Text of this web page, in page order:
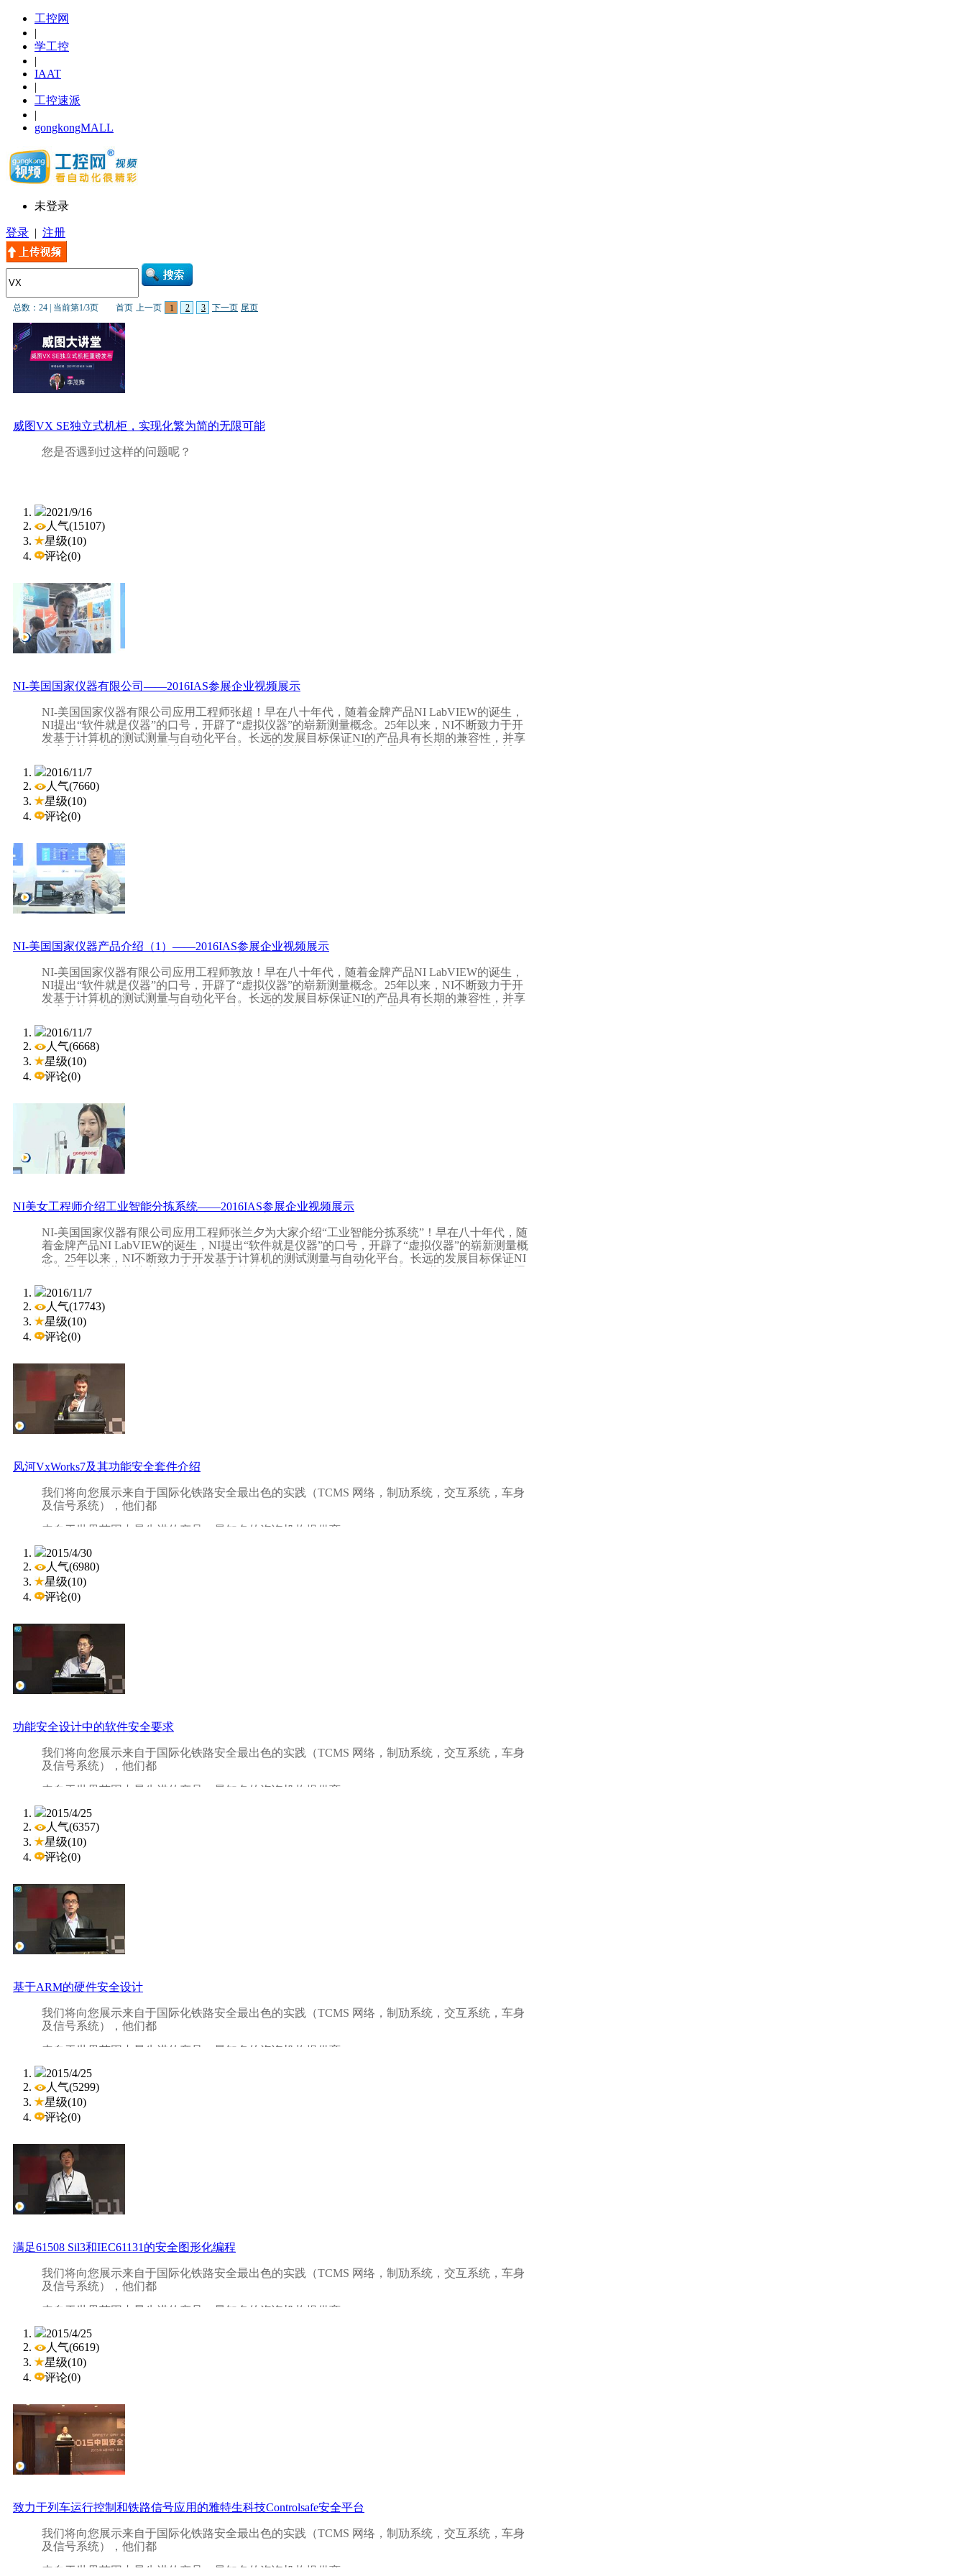
工控网
|
学工控
|
IAAT
|
工控速派
|
gongkongMALL
未登录
登录 | 注册
总数： 24 当前第1/3页 首页 上一页 1 2 3 下一页 尾页
威图VX SE独立式机柜，实现化繁为简的无限可能
您是否遇到过这样的问题呢？
● 传统并柜系统技术过于复杂？
威图VXSE系统解决方案，从并柜系统到独立式机柜的转换，实现更快的订购和组装、更简单的
机械与工厂工程行业
由于其高扭转刚度，
机械与工厂工程行业.jpg
制药行业
VX
SE机柜系统不锈钢-适用于制药行业。侧板、顶板和框架之间没有缝隙，因此不可能有污垢沉
积。光滑的表面容易清洗。
制药行业.jpg
食品和饮料行业
卫生要求高的地方。光滑的不锈钢材料(拉丝颗粒400,RA < 0,8 μm)，可防止病毒和细菌在深层表
面的沉积。高达IP66 /NEMA 4X的高防护等级允许使用强力水射流进行清洗。
建筑技术行业（供暖、空调、通风）
深度为300毫米的
等配件，使逃生路线保持畅通变得容易。
2021/9/16
人气(15107)
星级(10)
评论(0)
NI-美国国家仪器有限公司——2016IAS参展企业视频展示
NI-美国国家仪器有限公司应用工程师张超！早在八十年代，随着金牌产品NI LabVIEW的诞生，
NI提出“软件就是仪器”的口号，开辟了“虚拟仪器”的崭新测量概念。25年以来，NI不断致力于开
发基于计算机的测试测量与自动化平台。长远的发展目标保证NI的产品具有长期的兼容性，并享
通信、汽车制造、生物、医药、化工、科研、教育等各个行业领域。从日本的Honda汽车测试、
澳洲的心脏起搏器设计/验证, 到英国电信电话线路性能测试，全世界数以万计的工程师和科学家
们都在使用NI的产品达到他们共同的目的——更快、更好、更省钱。 最佳的产品： NI的图形化
测量程序开发环境（LabVIEW）、GPIB接口卡、PXI模块化仪器系统、插入式数据采集卡、
控制器、测试执行管理软件（TestStand）等产品在全球测量行业内首屈一指。而LabVIEW、
2016工业自动化展 Industrial Automation show 20162016年11月01日-2016年11月05日国家会展中心
(上海)5.1H、6.1H！2016工业自动化展(IAS 2016)是中国国际工业博览会旗下的一个关于自动化主
题的专业展会，集中展示工业自动化全面解决方案、生产及过程自动化、电气系统、工业IT与制
造业信息化、微系统技术的国际盛会。IAS经过十多年的发展历程，IAS已被成功打造为亚洲地区
自动化领域最具规模和影响力的品牌展会，为展商与专业观众的技术交流和商务洽谈提供了理想
的服务平台。
2016/11/7
人气(7660)
星级(10)
评论(0)
NI-美国国家仪器产品介绍（1）——2016IAS参展企业视频展示
NI-美国国家仪器有限公司应用工程师敦放！早在八十年代，随着金牌产品NI LabVIEW的诞生，
NI提出“软件就是仪器”的口号，开辟了“虚拟仪器”的崭新测量概念。25年以来，NI不断致力于开
发基于计算机的测试测量与自动化平台。长远的发展目标保证NI的产品具有长期的兼容性，并享
通信、汽车制造、生物、医药、化工、科研、教育等各个行业领域。从日本的Honda汽车测试、
澳洲的心脏起搏器设计/验证, 到英国电信电话线路性能测试，全世界数以万计的工程师和科学家
们都在使用NI的产品达到他们共同的目的——更快、更好、更省钱。 最佳的产品： NI的图形化
测量程序开发环境（LabVIEW）、GPIB接口卡、PXI模块化仪器系统、插入式数据采集卡、
控制器、测试执行管理软件（TestStand）等产品在全球测量行业内首屈一指。而LabVIEW、
2016工业自动化展 Industrial Automation show 20162016年11月01日-2016年11月05日国家会展中心
(上海)5.1H、6.1H！2016工业自动化展(IAS 2016)是中国国际工业博览会旗下的一个关于自动化主
题的专业展会，集中展示工业自动化全面解决方案、生产及过程自动化、电气系统、工业IT与制
造业信息化、微系统技术的国际盛会。IAS经过十多年的发展历程，IAS已被成功打造为亚洲地区
自动化领域最具规模和影响力的品牌展会，为展商与专业观众的技术交流和商务洽谈提供了理想
的服务平台。
2016/11/7
人气(6668)
星级(10)
评论(0)
NI美女工程师介绍工业智能分拣系统——2016IAS参展企业视频展示
NI-美国国家仪器有限公司应用工程师张兰夕为大家介绍“工业智能分拣系统”！早在八十年代，随
着金牌产品NI LabVIEW的诞生，NI提出“软件就是仪器”的口号，开辟了“虚拟仪器”的崭新测量概
念。25年以来，NI不断致力于开发基于计算机的测试测量与自动化平台。长远的发展目标保证NI
件产品，应用遍布电子、机械、通信、汽车制造、生物、医药、化工、科研、教育等各个行业领
域。从日本的Honda汽车测试、澳洲的心脏起搏器设计/验证, 到英国电信电话线路性能测试，全世
界数以万计的工程师和科学家们都在使用NI的产品达到他们共同的目的——更快、更好、更省
钱。 最佳的产品： NI的图形化测量程序开发环境（LabVIEW）、GPIB接口卡、PXI模块化仪器
系统、插入式数据采集卡、
2016工业自动化展 Industrial Automation show 20162016年11月01日-2016年11月05日国家会展中心
(上海)5.1H、6.1H！2016工业自动化展(IAS 2016)是中国国际工业博览会旗下的一个关于自动化主
题的专业展会，集中展示工业自动化全面解决方案、生产及过程自动化、电气系统、工业IT与制
造业信息化、微系统技术的国际盛会。IAS经过十多年的发展历程，IAS已被成功打造为亚洲地区
自动化领域最具规模和影响力的品牌展会，为展商与专业观众的技术交流和商务洽谈提供了理想
的服务平台。
2016/11/7
人气(17743)
星级(10)
评论(0)
风河VxWorks7及其功能安全套件介绍
我们将向您展示来自于国际化铁路安全最出色的实践（TCMS 网络，制劢系统，交互系统，车身
及信号系统），他们都
来自于世界范围内最先进的产品、最知名的咨询机构提供商。
电力功能安全：核电安全控制，风电风机安全控制，调试安全保护，以及认证过程。
过程控制，EMS 紧急停车系统用于石化，提供安全硬件，安全操作系统（VxWorks），以及安全
工程工具。
深度体验。
想知道如何根据 EN50126 & EN50128 标准, 建立属于您自己的研发流程和铁路安全体系吗？
IEC61508 标准下，如何
构建 SIL3 等级的控制器？那么，现在就请加入我们吧！
2015/4/30
人气(6980)
星级(10)
评论(0)
功能安全设计中的软件安全要求
我们将向您展示来自于国际化铁路安全最出色的实践（TCMS 网络，制劢系统，交互系统，车身
及信号系统），他们都
来自于世界范围内最先进的产品、最知名的咨询机构提供商。
电力功能安全：核电安全控制，风电风机安全控制，调试安全保护，以及认证过程。
过程控制，EMS 紧急停车系统用于石化，提供安全硬件，安全操作系统（VxWorks），以及安全
工程工具。
深度体验。
想知道如何根据 EN50126 & EN50128 标准, 建立属于您自己的研发流程和铁路安全体系吗？
IEC61508 标准下，如何
构建 SIL3 等级的控制器？那么，现在就请加入我们吧！
2015/4/25
人气(6357)
星级(10)
评论(0)
基于ARM的硬件安全设计
我们将向您展示来自于国际化铁路安全最出色的实践（TCMS 网络，制劢系统，交互系统，车身
及信号系统），他们都
来自于世界范围内最先进的产品、最知名的咨询机构提供商。
电力功能安全：核电安全控制，风电风机安全控制，调试安全保护，以及认证过程。
过程控制，EMS 紧急停车系统用于石化，提供安全硬件，安全操作系统（VxWorks），以及安全
工程工具。
深度体验。
想知道如何根据 EN50126 & EN50128 标准, 建立属于您自己的研发流程和铁路安全体系吗？
IEC61508 标准下，如何
构建 SIL3 等级的控制器？那么，现在就请加入我们吧！
2015/4/25
人气(5299)
星级(10)
评论(0)
满足61508 Sil3和IEC61131的安全图形化编程
我们将向您展示来自于国际化铁路安全最出色的实践（TCMS 网络，制劢系统，交互系统，车身
及信号系统），他们都
来自于世界范围内最先进的产品、最知名的咨询机构提供商。
电力功能安全：核电安全控制，风电风机安全控制，调试安全保护，以及认证过程。
过程控制，EMS 紧急停车系统用于石化，提供安全硬件，安全操作系统（VxWorks），以及安全
工程工具。
深度体验。
想知道如何根据 EN50126 & EN50128 标准, 建立属于您自己的研发流程和铁路安全体系吗？
IEC61508 标准下，如何
构建 SIL3 等级的控制器？那么，现在就请加入我们吧！
2015/4/25
人气(6619)
星级(10)
评论(0)
致力于列车运行控制和铁路信号应用的雅特生科技Controlsafe安全平台
我们将向您展示来自于国际化铁路安全最出色的实践（TCMS 网络，制劢系统，交互系统，车身
及信号系统），他们都
来自于世界范围内最先进的产品、最知名的咨询机构提供商。